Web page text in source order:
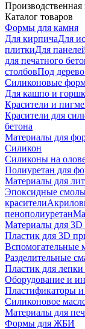
Каталог товаров
Формы для камня
Для кирпичаДля
плиткиДля
для печатного
столбовПод
Силиконовые
Для кашпо и
Красители и
Красители для
бетона
Материалы для
Силикон
Силиконы на
Полиуретан для
Материалы для
Эпоксидные
красители
пенополиуретан
Материалы для 3D
Пластик для 3D
Вспомогательные
Разделительные
Пластик для
Оборудование и
Пластификаторы и
Силиконовое
Материалы для
Формы для ЖБИ